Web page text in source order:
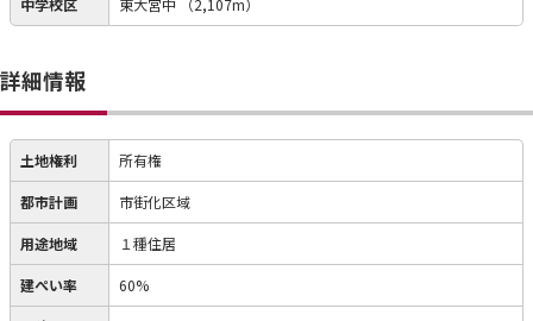
中学校区 東大宮中 （2,107m）
詳細情報
土地権利 所有権
都市計画 市街化区域
用途地域 １種住居
建ぺい率 60%